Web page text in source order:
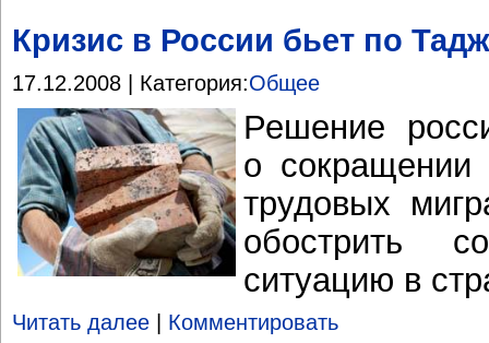
Кризис в России бьет по
17.12.2008 | Категория:Общее
Решение
о сокращении
трудовых
обострить
ситуацию в
Читать далее Комментировать